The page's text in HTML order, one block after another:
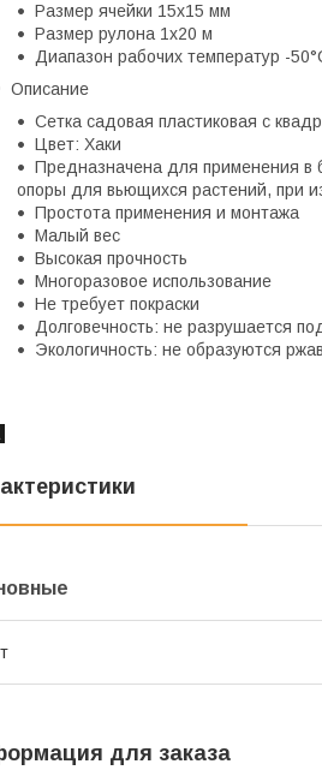
Размер ячейки 15х15 мм
Размер рулона 1х20 м
Диапазон рабочих температур -
Описание
Сетка садовая пластиковая c
Цвет: Хаки
Предназначена для применения в
опоры для вьющихся растений, при
Простота применения и монтажа
Малый вес
Высокая прочность
Многоразовое использование
Не требует покраски
Долговечность: не разрушается
Экологичность: не образуются
для заказа